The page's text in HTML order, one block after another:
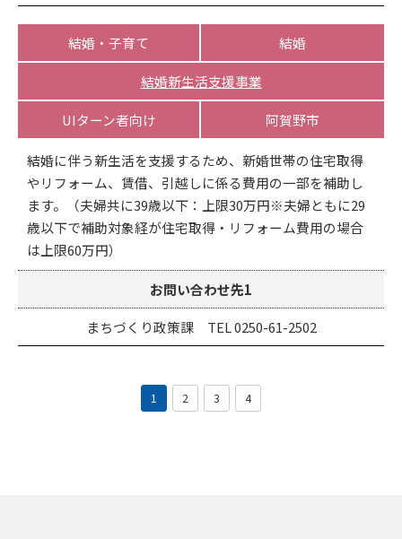
結婚・子育て 結婚
結婚新生活支援事業
UIターン者向け 阿賀野市
結婚に伴う新生活を支援するため、新婚世帯の住宅取得
やリフォーム、賃借、引越しに係る費用の一部を補助し
ます。（夫婦共に39歳以下：上限30万円※夫婦ともに29
歳以下で補助対象経が住宅取得・リフォーム費用の場合
は上限60万円）
お問い合わせ先1
まちづくり政策課 TEL 0250-61-2502
1 2 3 4